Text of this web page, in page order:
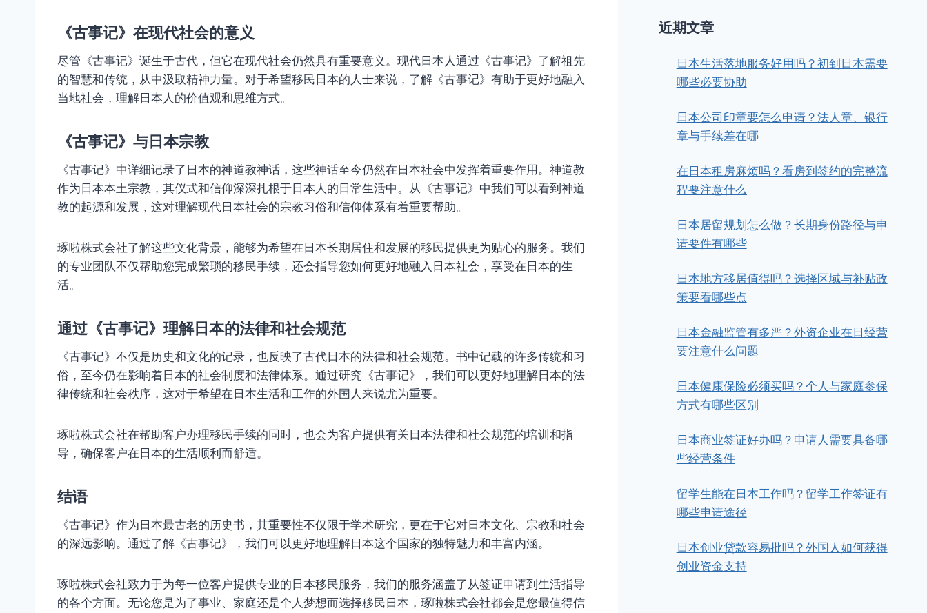
《古事记》在现代社会的意义
尽管《古事记》诞生于古代，但它在现代社会仍然具有重要意义。现代日本人通过《古事记》了解祖先
的智慧和传统，从中汲取精神力量。对于希望移民日本的人士来说，了解《古事记》有助于更好地融入
当地社会，理解日本人的价值观和思维方式。
《古事记》与日本宗教
《古事记》中详细记录了日本的神道教神话，这些神话至今仍然在日本社会中发挥着重要作用。神道教
作为日本本土宗教，其仪式和信仰深深扎根于日本人的日常生活中。从《古事记》中我们可以看到神道
教的起源和发展，这对理解现代日本社会的宗教习俗和信仰体系有着重要帮助。
琢啦株式会社了解这些文化背景，能够为希望在日本长期居住和发展的移民提供更为贴心的服务。我们
的专业团队不仅帮助您完成繁琐的移民手续，还会指导您如何更好地融入日本社会，享受在日本的生
活。
通过《古事记》理解日本的法律和社会规范
《古事记》不仅是历史和文化的记录，也反映了古代日本的法律和社会规范。书中记载的许多传统和习
俗，至今仍在影响着日本的社会制度和法律体系。通过研究《古事记》，我们可以更好地理解日本的法
律传统和社会秩序，这对于希望在日本生活和工作的外国人来说尤为重要。
琢啦株式会社在帮助客户办理移民手续的同时，也会为客户提供有关日本法律和社会规范的培训和指
导，确保客户在日本的生活顺利而舒适。
结语
《古事记》作为日本最古老的历史书，其重要性不仅限于学术研究，更在于它对日本文化、宗教和社会
的深远影响。通过了解《古事记》，我们可以更好地理解日本这个国家的独特魅力和丰富内涵。
琢啦株式会社致力于为每一位客户提供专业的日本移民服务，我们的服务涵盖了从签证申请到生活指导
的各个方面。无论您是为了事业、家庭还是个人梦想而选择移民日本，琢啦株式会社都会是您最值得信
近期文章
日本生活落地服务好用吗？初到日本需要
哪些必要协助
日本公司印章要怎么申请？法人章、银行
章与手续差在哪
在日本租房麻烦吗？看房到签约的完整流
程要注意什么
日本居留规划怎么做？长期身份路径与申
请要件有哪些
日本地方移居值得吗？选择区域与补贴政
策要看哪些点
日本金融监管有多严？外资企业在日经营
要注意什么问题
日本健康保险必须买吗？个人与家庭参保
方式有哪些区别
日本商业签证好办吗？申请人需要具备哪
些经营条件
留学生能在日本工作吗？留学工作签证有
哪些申请途径
日本创业贷款容易批吗？外国人如何获得
创业资金支持